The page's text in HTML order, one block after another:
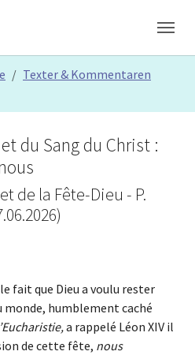
Texter & Kommentaren
du Sang du Christ :
de la Fête-Dieu - P.
fait que Dieu a voulu rester
monde, humblement caché
a rappelé Léon XIV il
de cette fête, nous